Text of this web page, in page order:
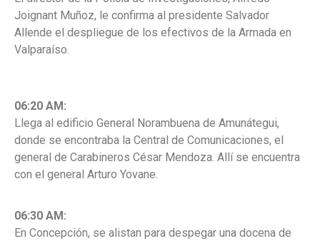
Joignant Muñoz, le confirma al presidente Salvador
Allende el despliegue de los efectivos de la Armada en
Valparaíso.
06:20 AM:
Llega al edificio General Norambuena de Amunátegui,
donde se encontraba la Central de Comunicaciones, el
general de Carabineros César Mendoza. Allí se encuentra
con el general Arturo Yovane.
06:30 AM:
En Concepción, se alistan para despegar una docena de